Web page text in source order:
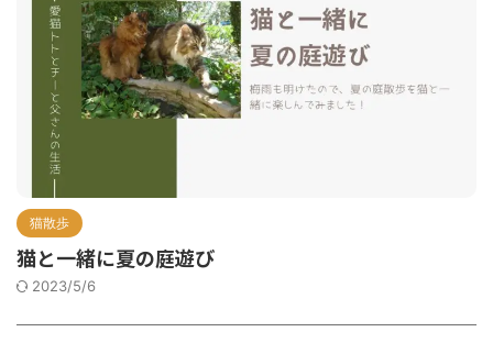
猫散歩
猫と一緒に夏の庭遊び
2023/5/6